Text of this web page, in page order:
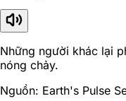
Những người khác lại
nóng chảy.
Nguồn: Earth's Pulse